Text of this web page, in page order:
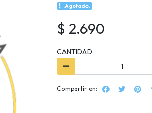
Agotado.
$ 2.690
CANTIDAD
Compartir en: